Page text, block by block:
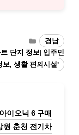
카
테
고
리
경남
단지 정보| 입주민
보, 생활 편의시설'
이오닉 6 구매
원 춘천 전기차